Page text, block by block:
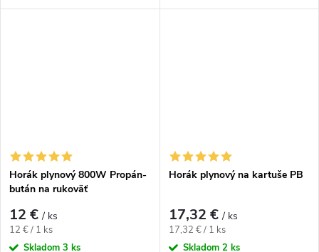
Horák plynový 800W Propán-
bután na rukoväť
12 €/ ks
Jednotková cena:
12 € / 1 ks
Skladom 3 ks
Horák plynový na kartuše PB
17,32 €/ ks
Jednotková cena:
17,32 € / 1 ks
Skladom 2 ks